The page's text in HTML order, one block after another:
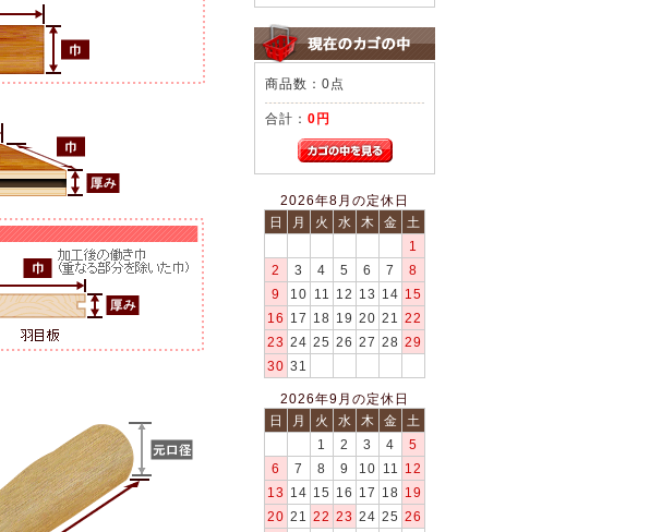
商品数：0点
合計： 0円
2026年8月の定休日
日
月 火 水 木 金
土
1
2
3 4 5 6 7
8
9
10 11 12 13 14 15
16
17 18 19 20 21
22
23 24 25 26 27 28 29
30 31
2026年9月の定休日
日
月 火 水 木 金
土
1
2 3 4
5
6
7 8 9 10 11
12
13
14 15 16 17 18 19
20 21 22 23 24 25 26